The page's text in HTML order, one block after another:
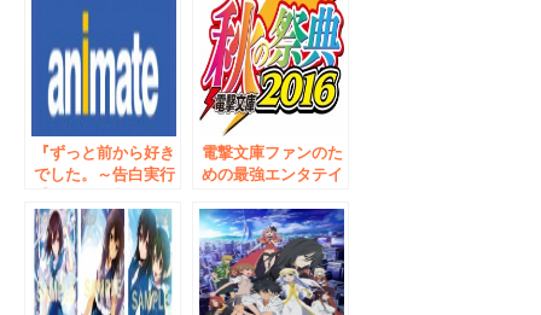
『ずっと前から好き
でした。～告白実行
を記念して「春の告
白大応援祭！」開
催!!
電撃文庫ファンのた
めの最強エンタテイ
１０月２日（日）秋
葉原にて開催！ステ
ージ、サイン会、グ
ッズ連動お渡し会の
参加応募受付開始！